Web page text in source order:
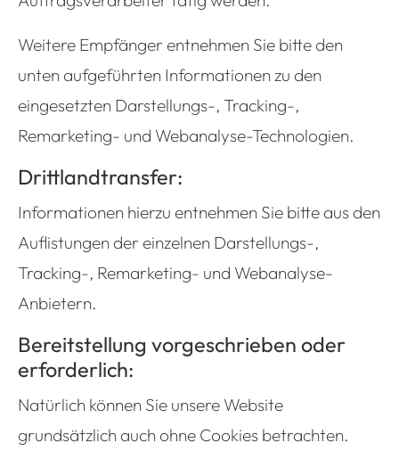
Weitere Empfänger entnehmen Sie bitte den
unten aufgeführten Informationen zu den
eingesetzten Darstellungs-, Tracking-,
Remarketing- und Webanalyse-Technologien.
Drittlandtransfer:
Informationen hierzu entnehmen Sie bitte aus den
Auflistungen der einzelnen Darstellungs-,
Tracking-, Remarketing- und Webanalyse-
Anbietern.
Bereitstellung vorgeschrieben oder
erforderlich:
Natürlich können Sie unsere Website
grundsätzlich auch ohne Cookies betrachten.